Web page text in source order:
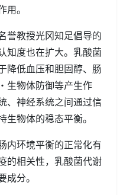
。
誉教授光冈知足倡导的
知度也在扩大。乳酸菌
降低血压和胆固醇、肠
生物体防御等产生作
、神经系统之间通过信
物体的稳态平衡。
内环境平衡的正常化有
的相关性，乳酸菌代谢
分。